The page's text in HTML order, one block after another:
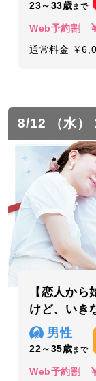
23～33歳まで
Web予約割
通常料金 ￥
8/12 （水）
【恋人か
けど、いき
男性
22～35歳まで
Web予約割